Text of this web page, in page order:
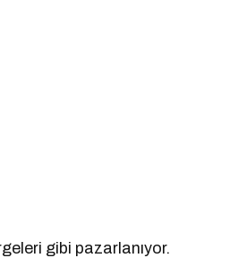
gibi pazarlanıyor.